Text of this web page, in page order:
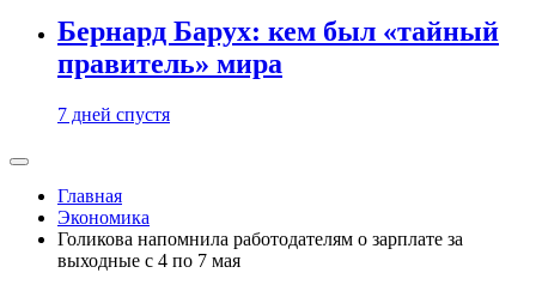
Бернард Барух: кем был «тайный
правитель» мира
7 дней спустя
Главная
Экономика
Голикова напомнила работодателям о зарплате за
выходные с 4 по 7 мая